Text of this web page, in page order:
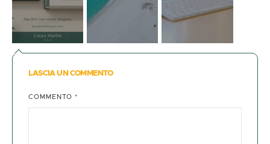
LASCIA UN COMMENTO
COMMENTO *